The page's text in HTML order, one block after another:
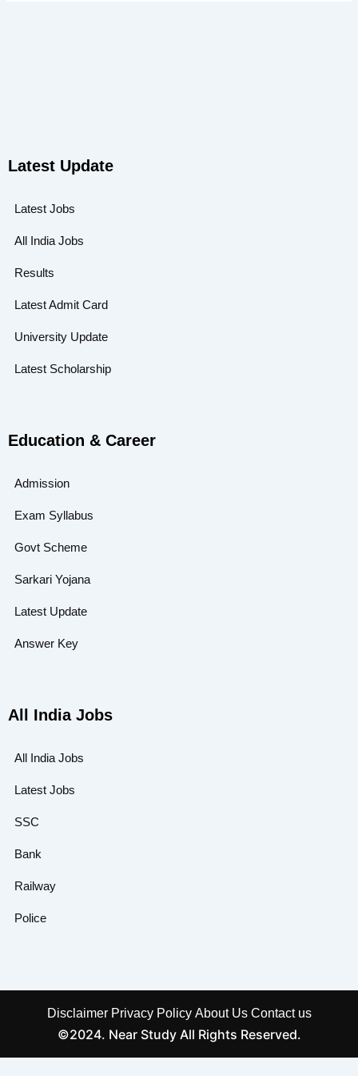
Latest Update
Latest Jobs
All India Jobs
Results
Latest Admit Card
University Update
Latest Scholarship
Education & Career
Admission
Exam Syllabus
Govt Scheme
Sarkari Yojana
Latest Update
Answer Key
All India Jobs
All India Jobs
Latest Jobs
SSC
Bank
Railway
Police
Disclaimer Privacy Policy About Us Contact us
©2024. Near Study All Rights Reserved.